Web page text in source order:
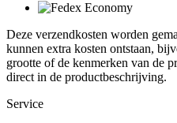
Deze verzendkosten worden
kunnen extra kosten ontstaan,
grootte of de kenmerken van de
direct in de productbeschrijving.
Service